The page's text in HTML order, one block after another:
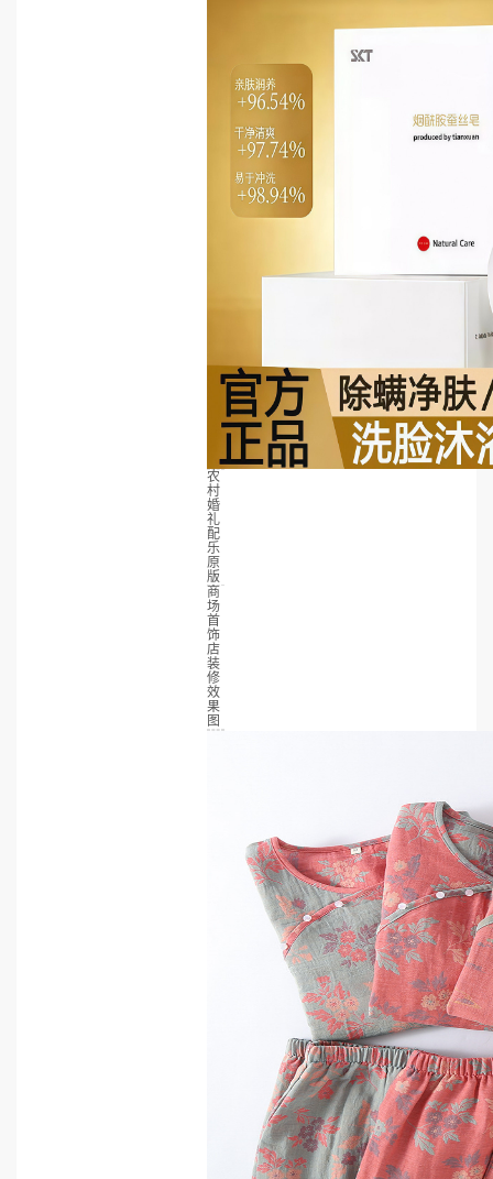
农
村
婚
礼
配
乐
原
版
商
场
首
饰
店
装
修
效
果
图